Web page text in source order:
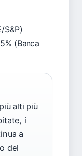
S&P)
(Banca
alti più
il
a
del